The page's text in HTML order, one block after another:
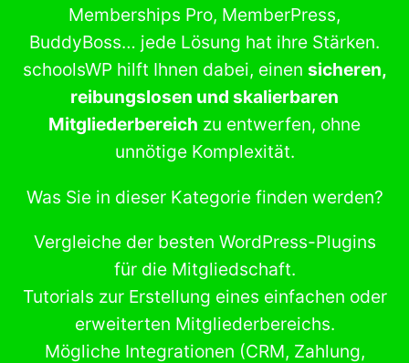
Memberships Pro, MemberPress,
BuddyBoss… jede Lösung hat ihre Stärken.
schoolsWP hilft Ihnen dabei, einen sicheren,
reibungslosen und skalierbaren
Mitgliederbereich zu entwerfen, ohne
unnötige Komplexität.
Was Sie in dieser Kategorie finden werden?
Vergleiche der besten WordPress-Plugins
für die Mitgliedschaft.
Tutorials zur Erstellung eines einfachen oder
erweiterten Mitgliederbereichs.
Mögliche Integrationen (CRM, Zahlung,